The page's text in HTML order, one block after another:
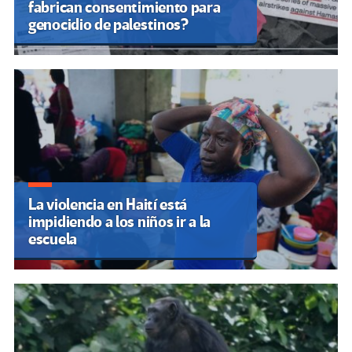
fabrican consentimiento para
genocidio de palestinos?
La violencia en Haití está
impidiendo a los niños ir a la
escuela